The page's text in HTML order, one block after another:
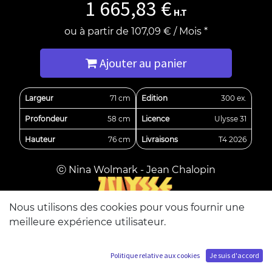
1 665,83 € H.T
ou à partir de 107,09 € / Mois *
Ajouter au panier
Largeur 71 cm
Profondeur 58 cm
Hauteur 76 cm
Edition 300 ex.
Licence Ulysse 31
Livraisons T4 2026
ⓒ Nina Wolmark - Jean Chalopin
design made in Luxembourg
Nous utilisons des cookies pour vous fournir une
meilleure expérience utilisateur.
Politique relative aux cookies Je suis d'accord